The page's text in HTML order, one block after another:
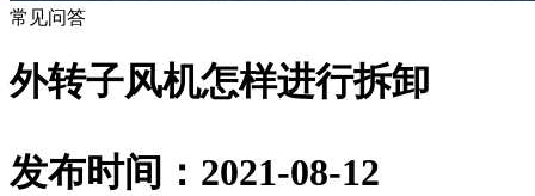
常见问答
外转子风机怎样进行拆卸
发布时间：2021-08-12